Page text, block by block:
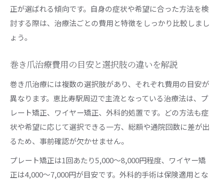
正が選ばれる傾向です。自身の症状や希望に合った方法を検
討する際は、治療法ごとの費用と特徴をしっかり比較しまし
ょう。
巻き爪治療費用の目安と選択肢の違いを解説
巻き爪治療には複数の選択肢があり、それぞれ費用の目安が
異なります。恵比寿駅周辺で主流となっている治療法は、プ
レート矯正、ワイヤー矯正、外科的処置です。どの方法も症
状や希望に応じて選択できる一方、総額や通院回数に差が出
るため、事前確認が欠かせません。
プレート矯正は1回あたり5,000～8,000円程度、ワイヤー矯
正は4,000～7,000円が目安です。外科的手術は保険適用とな